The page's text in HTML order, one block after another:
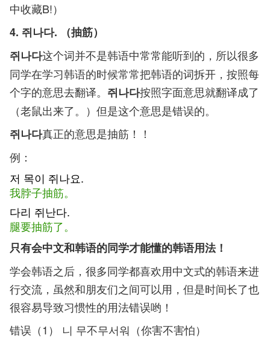
中收藏B!）
4. 쥐나다. （抽筋）
쥐나다这个词并不是韩语中常常能听到的，所以很多
同学在学习韩语的时候常常把韩语的词拆开，按照每
个字的意思去翻译。 쥐나다按照字面意思就翻译成了
（老鼠出来了。）但是这个意思是错误的。
쥐나다真正的意思是抽筋！！
例：
저 목이 쥐나요.
我脖子抽筋。
다리 쥐난다.
腿要抽筋了。
只有会中文和韩语的同学才能懂的韩语用法！
学会韩语之后，很多同学都喜欢用中文式的韩语来进
行交流，虽然和朋友们之间可以用，但是时间长了也
很容易导致习惯性的用法错误哟！
错误（1） 니 무不무서워（你害不害怕）